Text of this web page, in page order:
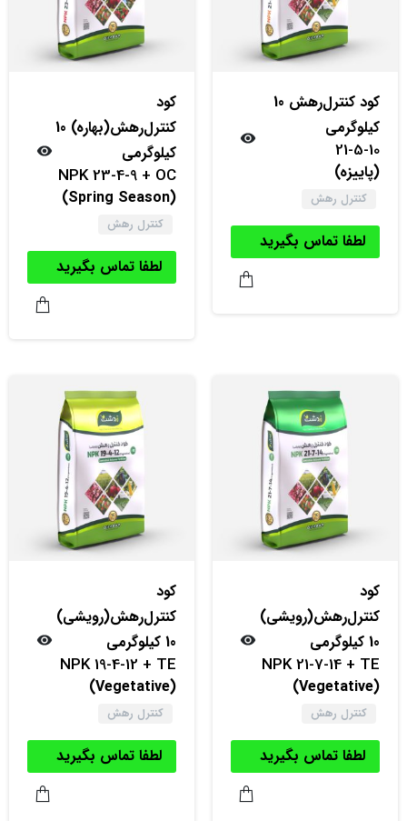
کود کنترل‌‌رهش 10
کیلوگرمی
21-5-10
(پاییزه)
کنترل رهش
لطفا تماس بگیرید
کود
کنترل‌‌رهش(بهاره) 10
کیلوگرمی
NPK 23-4-9 + OC
(Spring Season)
کنترل رهش
لطفا تماس بگیرید
کود
کنترل‌‌رهش(رویشی)
10 کیلوگرمی
NPK 21-7-14 + TE
(Vegetative)
کنترل رهش
لطفا تماس بگیرید
کود
کنترل‌‌رهش(رویشی)
10 کیلوگرمی
NPK 19-4-12 + TE
(Vegetative)
کنترل رهش
لطفا تماس بگیرید